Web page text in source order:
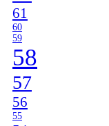
61
60
59
58
57
56
55